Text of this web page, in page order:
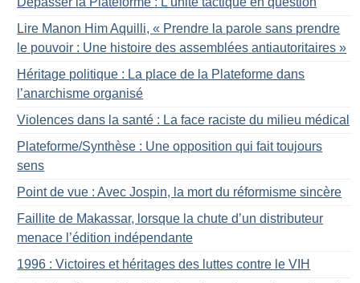
Lire Manon Him Aquilli, « Prendre la parole sans prendre
le pouvoir : Une histoire des assemblées antiautoritaires »
Héritage politique : La place de la Plateforme dans
l’anarchisme organisé
Violences dans la santé : La face raciste du milieu médical
Plateforme/Synthèse : Une opposition qui fait toujours
sens
Point de vue : Avec Jospin, la mort du réformisme sincère
Faillite de Makassar, lorsque la chute d’un distributeur
menace l’édition indépendante
1996 : Victoires et héritages des luttes contre le VIH